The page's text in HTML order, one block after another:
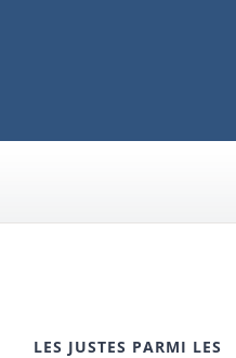
LES JUSTES PARMI LES